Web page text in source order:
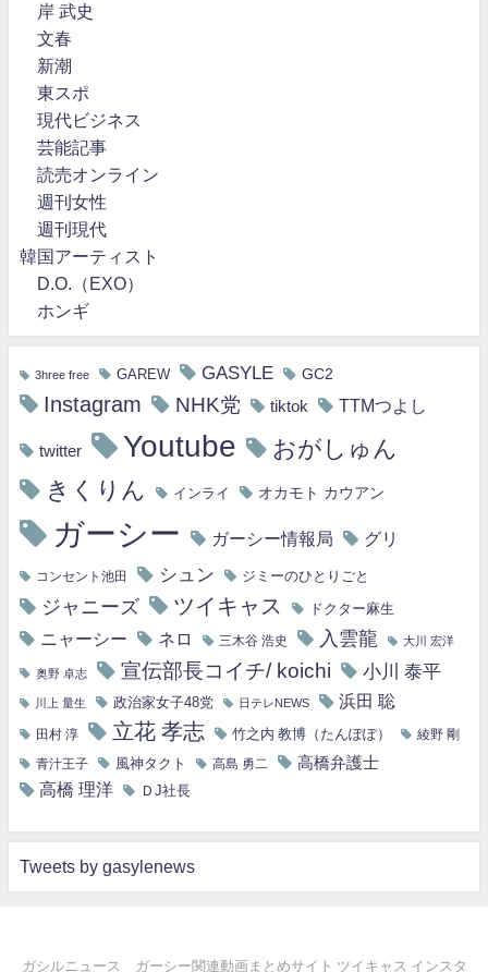
岸 武史
文春
新潮
東スポ
現代ビジネス
芸能記事
読売オンライン
週刊女性
週刊現代
韓国アーティスト
D.O.（EXO）
ホンギ
3hree free GAREW GASYLE GC2
Instagram NHK党 tiktok TTMつよし
twitter Youtube
おがしゅん
きくりん
インライ オカモト カウアン
ガーシー ガーシー情報局 グリ
コンセント池田 シュン ジミーのひとりごと
ジャニーズ ツイキャス ドクター麻生
ニャーシー ネロ 三木谷 浩史 入雲龍 大川 宏洋
奥野 卓志 宣伝部長コイチ/ koichi 小川 泰平
川上 量生 政治家女子48党 日テレNEWS 浜田 聡
田村 淳 立花 孝志 竹之内 教博（たんぽぽ） 綾野 剛
青汁王子 風神タクト 高島 勇二
高橋弁護士
高橋 理洋
ＤJ社長
Tweets by gasylenews
ガシルニュース ガーシー関連動画まとめサイト ツイキャス インスタ